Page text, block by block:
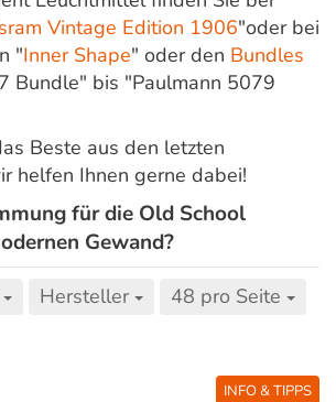
Vintage Edition 1906"oder bei
"Inner Shape" oder den Bundles
Bundle" bis "Paulmann 5079
Beste aus den letzten
helfen Ihnen gerne dabei!
für die Old School
Gewand?
Hersteller 48 pro Seite
INFO & TIPPS